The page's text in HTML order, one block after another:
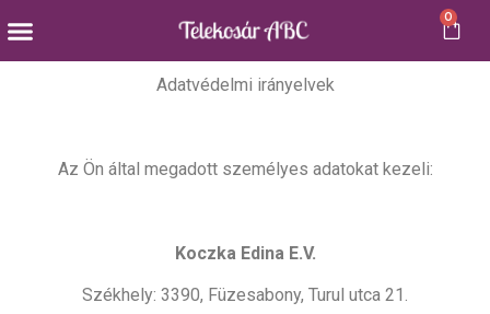
0
Adatvédelmi irányelvek
Az Ön által megadott személyes adatokat kezeli:
Koczka Edina E.V.
Székhely: 3390, Füzesabony, Turul utca 21.